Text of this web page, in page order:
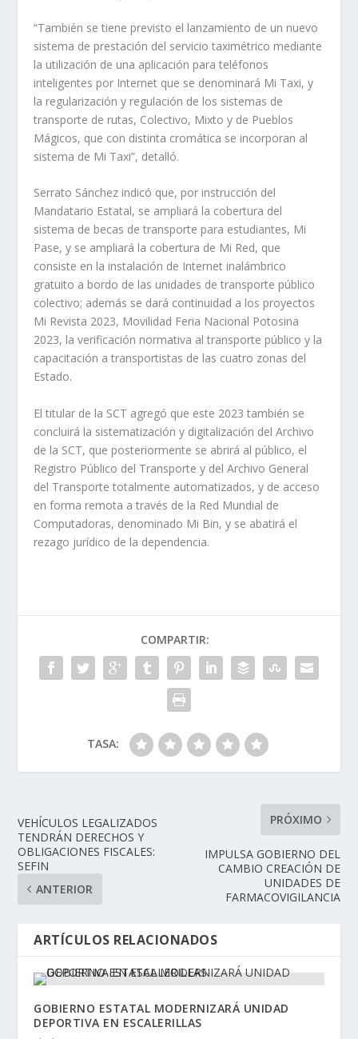
“También se tiene previsto el lanzamiento de un nuevo
sistema de prestación del servicio taximétrico mediante
la utilización de una aplicación para teléfonos
inteligentes por Internet que se denominará Mi Taxi, y
la regularización y regulación de los sistemas de
transporte de rutas, Colectivo, Mixto y de Pueblos
Mágicos, que con distinta cromática se incorporan al
sistema de Mi Taxi”, detalló.
Serrato Sánchez indicó que, por instrucción del
Mandatario Estatal, se ampliará la cobertura del
sistema de becas de transporte para estudiantes, Mi
Pase, y se ampliará la cobertura de Mi Red, que
consiste en la instalación de Internet inalámbrico
gratuito a bordo de las unidades de transporte público
colectivo; además se dará continuidad a los proyectos
Mi Revista 2023, Movilidad Feria Nacional Potosina
2023, la verificación normativa al transporte público y la
capacitación a transportistas de las cuatro zonas del
Estado.
El titular de la SCT agregó que este 2023 también se
concluirá la sistematización y digitalización del Archivo
de la SCT, que posteriormente se abrirá al público, el
Registro Público del Transporte y del Archivo General
del Transporte totalmente automatizados, y de acceso
en forma remota a través de la Red Mundial de
Computadoras, denominado Mi Bin, y se abatirá el
rezago jurídico de la dependencia.
COMPARTIR:
TASA:
VEHÍCULOS LEGALIZADOS
TENDRÁN DERECHOS Y
OBLIGACIONES FISCALES:
SEFIN
ANTERIOR
PRÓXIMO
IMPULSA GOBIERNO DEL
CAMBIO CREACIÓN DE
UNIDADES DE
FARMACOVIGILANCIA
ARTÍCULOS RELACIONADOS
GOBIERNO ESTATAL MODERNIZARÁ UNIDAD
DEPORTIVA EN ESCALERILLAS